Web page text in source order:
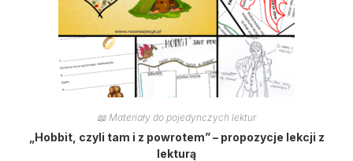
📖 Materiały do pojedynczych lektur
„Hobbit, czyli tam i z powrotem” – propozycje lekcji z
lekturą